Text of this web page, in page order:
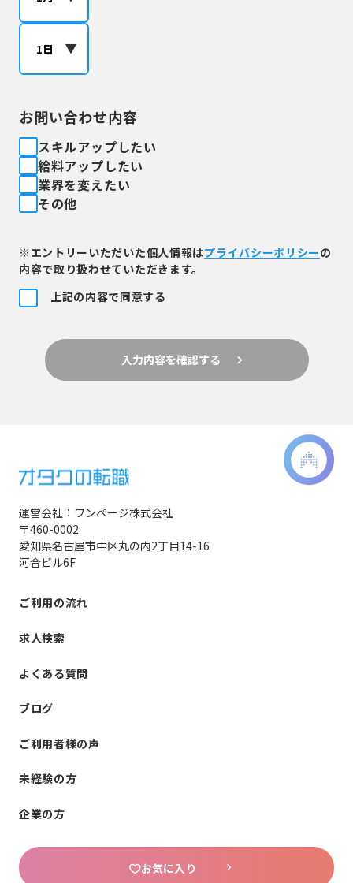
お問い合わせ内容
スキルアップしたい
給料アップしたい
業界を変えたい
その他
※エントリーいただいた個人情報はプライバシーポリシーの
内容で取り扱わせていただきます。
上記の内容で同意する
入力内容を確認する
運営会社：ワンぺージ株式会社
〒460-0002
愛知県名古屋市中区丸の内2丁目14-16
河合ビル6F
ご利用の流れ
求人検索
よくある質問
ブログ
ご利用者様の声
未経験の方
企業の方
お気に入り